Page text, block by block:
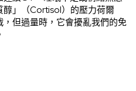
醇」（Cortisol）的壓力荷爾
但過量時，它會擾亂我們的免